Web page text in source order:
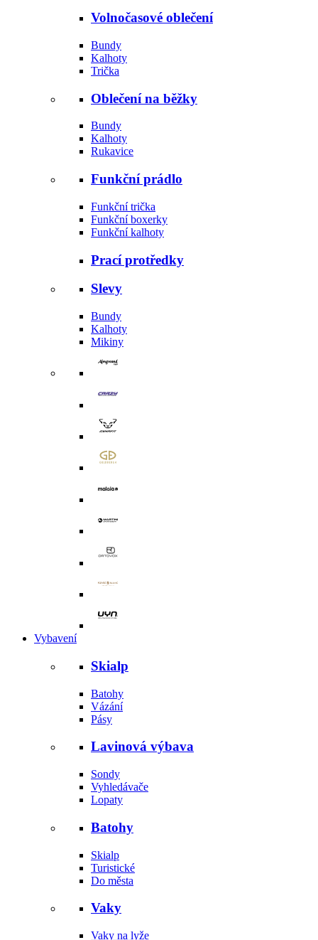
Volnočasové oblečení
Bundy
Kalhoty
Trička
Oblečení na běžky
Bundy
Kalhoty
Rukavice
Funkční prádlo
Funkční trička
Funkční boxerky
Funkční kalhoty
Prací protředky
Slevy
Bundy
Kalhoty
Mikiny
Vybavení
Skialp
Batohy
Vázání
Pásy
Lavinová výbava
Sondy
Vyhledávače
Lopaty
Batohy
Skialp
Turistické
Do města
Vaky
Vaky na lyže